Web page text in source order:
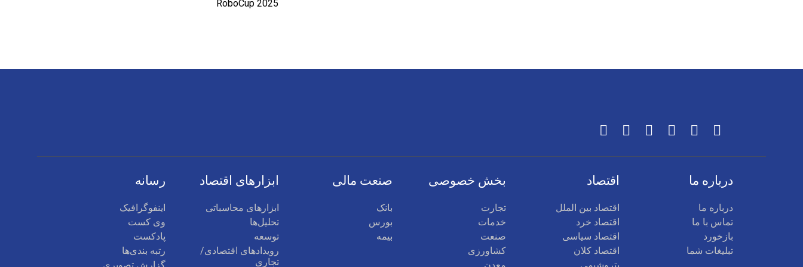
درباره ما
درباره ما
تماس با ما
بازخورد
تبلیغات شما
اقتصاد
اقتصاد بین الملل
اقتصاد خرد
اقتصاد سیاسی
اقتصاد کلان
بخش خصوصی
تجارت
خدمات
صنعت
کشاورزی
صنعت مالی
بانک
بورس
بیمه
ابزارهای اقتصاد
ابزارهای محاسباتی
تحلیل‌ها
توسعه
رویدادهای اقتصادی/
تجاری
رسانه
اینفوگرافیک
وی کست
پادکست
رتبه بندی‌ها